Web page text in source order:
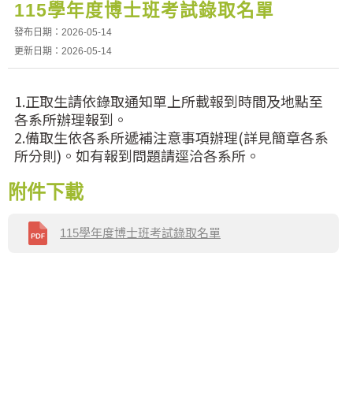
115學年度博士班考試錄取名單
發布日期：2026-05-14
更新日期：2026-05-14
1.正取生請依錄取通知單上所載報到時間及地點至
各系所辦理報到。
2.備取生依各系所遞補注意事項辦理(詳見簡章各系
所分則)。如有報到問題請逕洽各系所。
附件下載
115學年度博士班考試錄取名單